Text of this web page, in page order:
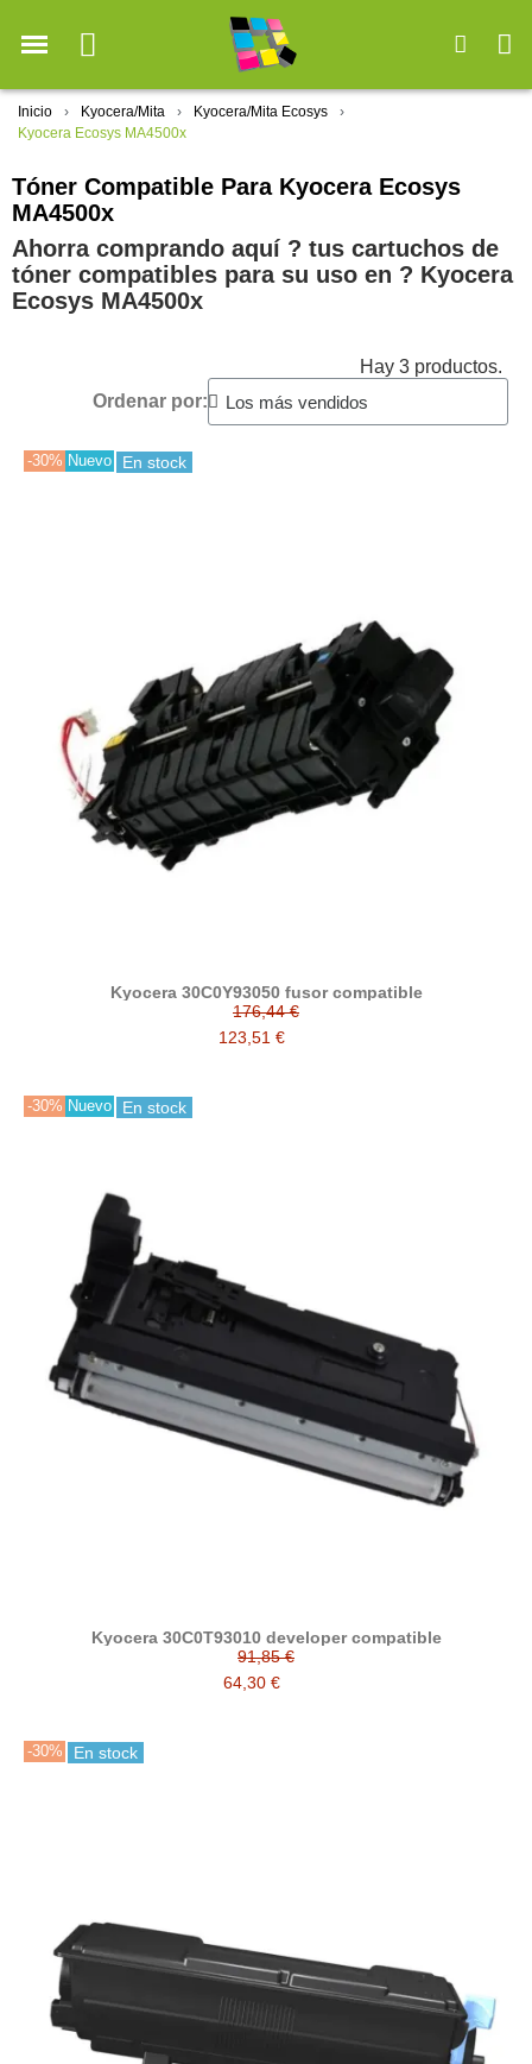
Inicio Kyocera/Mita
Kyocera/Mita Ecosys
Kyocera Ecosys MA4500x
Tóner Compatible Para Kyocera Ecosys
MA4500x
Ahorra comprando aquí ? tus cartuchos de
tóner compatibles para su uso en ?️ Kyocera
Ecosys MA4500x
Hay 3 productos.
Ordenar por:
-30% Nuevo En stock
Kyocera 30C0Y93050 fusor compatible
176,44 €
123,51 €
-30% Nuevo En stock
Kyocera 30C0T93010 developer compatible
91,85 €
64,30 €
-30% En stock